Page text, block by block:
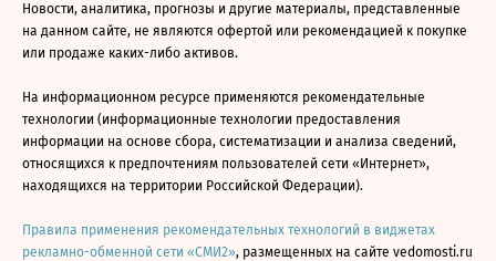
Новости, аналитика, прогнозы и другие материалы, представленные
на данном сайте, не являются офертой или рекомендацией к покупке
или продаже каких-либо активов.
На информационном ресурсе применяются рекомендательные
технологии (информационные технологии предоставления
информации на основе сбора, систематизации и анализа сведений,
относящихся к предпочтениям пользователей сети «Интернет»,
находящихся на территории Российской Федерации).
Правила применения рекомендательных технологий в виджетах
рекламно-обменной сети «СМИ2», размещенных на сайте vedomosti.ru